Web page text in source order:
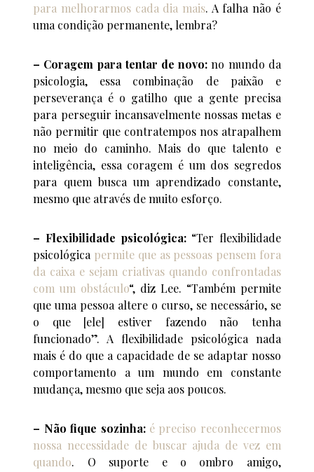
para melhorarmos cada dia mais. A falha não é
uma condição permanente, lembra?
– Coragem para tentar de novo: no mundo da
psicologia, essa combinação de paixão e
perseverança é o gatilho que a gente precisa
para perseguir incansavelmente nossas metas e
não permitir que contratempos nos atrapalhem
no meio do caminho. Mais do que talento e
inteligência, essa coragem é um dos segredos
para quem busca um aprendizado constante,
mesmo que através de muito esforço.
– Flexibilidade psicológica:“Ter flexibilidade
psicológica permite que as pessoas pensem fora
da caixa e sejam criativas quando confrontadas
com um obstáculo“, diz Lee. “Também permite
que uma pessoa altere o curso, se necessário, se
o que [ele] estiver fazendo não tenha
funcionado”. A flexibilidade psicológica nada
mais é do que a capacidade de se adaptar nosso
comportamento a um mundo em constante
mudança, mesmo que seja aos poucos.
– Não fique sozinha: é preciso reconhecermos
nossa necessidade de buscar ajuda de vez em
quando. O suporte e o ombro amigo,